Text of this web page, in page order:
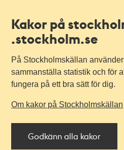
Kakor på
.stockholm.se
På Stockholmskällan
sammanställa statistik och för
fungera på ett bra sätt för dig.
Om kakor på Stockholmskällan
Godkänn alla kakor